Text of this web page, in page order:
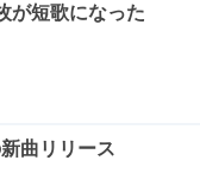
が短歌になった
曲リリース